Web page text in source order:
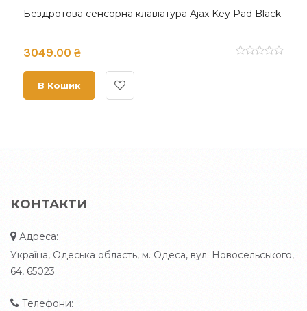
Бездротова сенсорна клавіатура Ajax Key Pad Black
3049.00 ₴
В Кошик
КОНТАКТИ
Адреса:
Україна, Одеська область, м. Одеса, вул. Новосельського,
64, 65023
Телефони: